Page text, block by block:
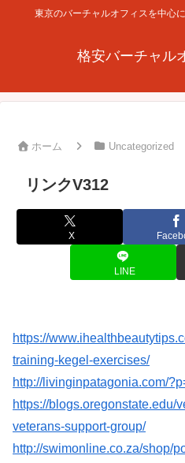
東京のバーチャルオフィスを中心
格安バーチャル
ホーム Uncategorized
リンクV312
X
LINE
https://
training-kegel-exercises/
http://livinginpatagonia.com/
https://blogs.oregonstate.edu/
veterans-support-group/
http://swimonline.co.za/shop/